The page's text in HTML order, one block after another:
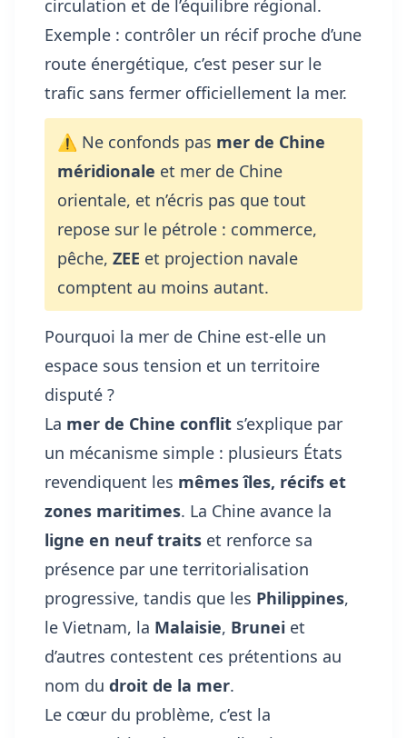
circulation et de l’équilibre régional.
Exemple : contrôler un récif proche d’une
route énergétique, c’est peser sur le
trafic sans fermer officiellement la mer.
⚠️ Ne confonds pas mer de Chine
méridionale et mer de Chine
orientale, et n’écris pas que tout
repose sur le pétrole : commerce,
pêche, ZEE et projection navale
comptent au moins autant.
Pourquoi la mer de Chine est-elle un
espace sous tension et un territoire
disputé ?
La mer de Chine conflit s’explique par
un mécanisme simple : plusieurs États
revendiquent les mêmes îles, récifs et
zones maritimes. La Chine avance la
ligne en neuf traits et renforce sa
présence par une territorialisation
progressive, tandis que les Philippines,
le Vietnam, la Malaisie, Brunei et
d’autres contestent ces prétentions au
nom du droit de la mer.
Le cœur du problème, c’est la